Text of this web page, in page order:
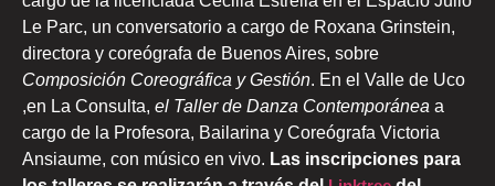
Le Parc, un conversatorio a cargo de Roxana Grinstein,
directora y coreógrafa de Buenos Aires, sobre
Composición Coreográfica y Gestión. En el Valle de Uco
,en La Consulta, el Taller de Danza Contemporánea a
cargo de la Profesora, Bailarina y Coreógrafa Victoria
Ansiaume, con músico en vivo. Las inscripciones para